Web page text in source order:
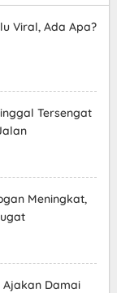
Viral, Ada Apa?
Tersengat
Meningkat,
Damai